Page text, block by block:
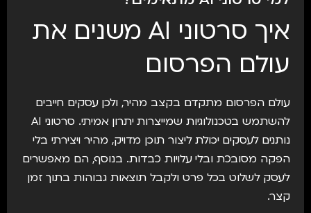
איך סרטוני AI משנים את
עולם הפרסום
עולם הפרסום מתקדם בקצב מהיר, ולכן עסקים חייבים
להשתמש בטכנולוגיות שמייצרות יתרון אמיתי. סרטוני AI
נותנים לעסקים יכולת ליצור תוכן מדויק, מהיר ויצירתי בלי
הפקה מסובכת ובלי עלויות כבדות. בנוסף, הם מאפשרים
לעסק לשלוט בכל פרט ולקבל תוצאות גבוהות בתוך זמן
קצר.